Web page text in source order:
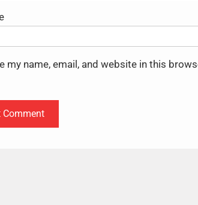
my name, email, and website in this